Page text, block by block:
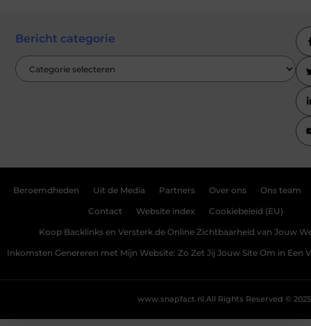
Bericht categorie
Beroemdheden Uit de Media Partners Over ons Ons team
Contact Website index Cookiebeleid (EU)
Koop Backlinks en Versterk de Online Zichtbaarheid van Jouw
Inkomsten Genereren met Mijn Website: Zo Zet Jij Jouw Site Om in Een
All Rights Reserved © 2025
www.snapfact.nl.